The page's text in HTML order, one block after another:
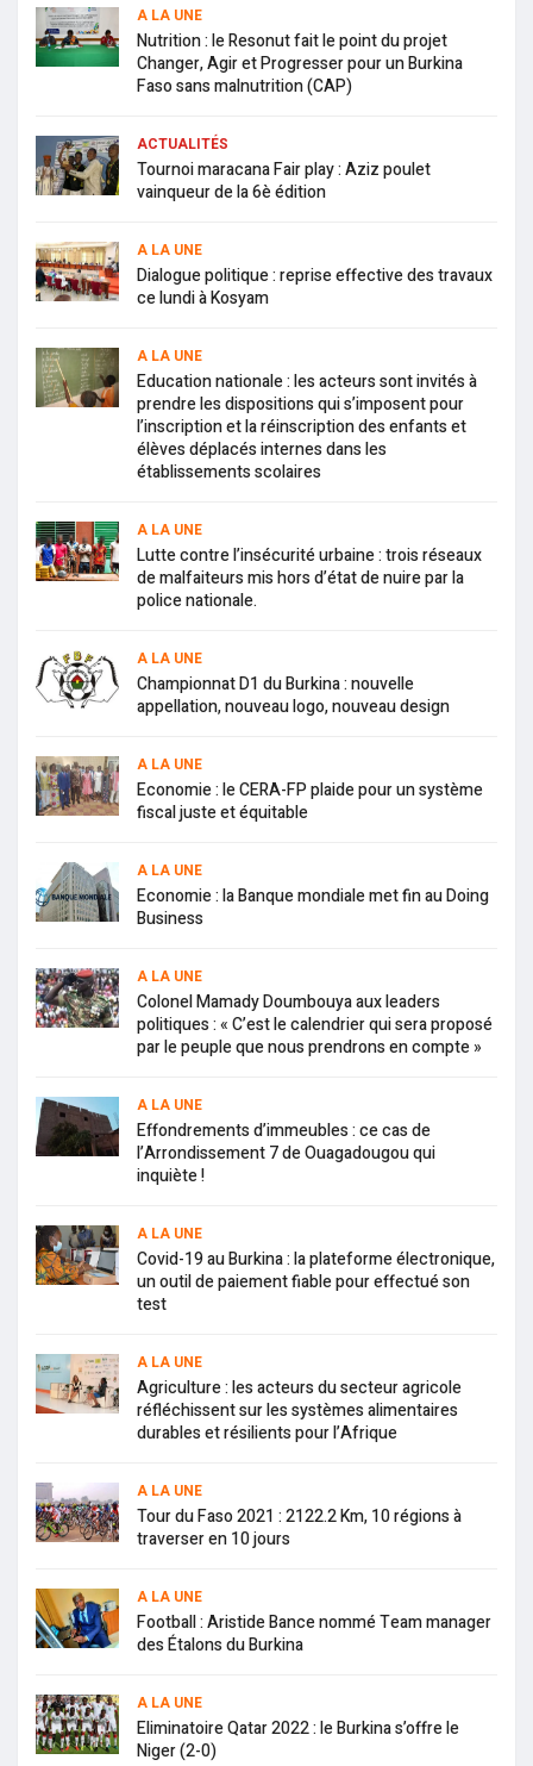
A LA UNE
Nutrition : le Resonut fait le point du projet
Changer, Agir et Progresser pour un Burkina
Faso sans malnutrition (CAP)
ACTUALITÉS
Tournoi maracana Fair play : Aziz poulet
vainqueur de la 6è édition
A LA UNE
Dialogue politique : reprise effective des travaux
ce lundi à Kosyam
A LA UNE
Education nationale : les acteurs sont invités à
prendre les dispositions qui s’imposent pour
l’inscription et la réinscription des enfants et
élèves déplacés internes dans les
établissements scolaires
A LA UNE
Lutte contre l’insécurité urbaine : trois réseaux
de malfaiteurs mis hors d’état de nuire par la
police nationale.
A LA UNE
Championnat D1 du Burkina : nouvelle
appellation, nouveau logo, nouveau design
A LA UNE
Economie : le CERA-FP plaide pour un système
fiscal juste et équitable
A LA UNE
Economie : la Banque mondiale met fin au Doing
Business
A LA UNE
Colonel Mamady Doumbouya aux leaders
politiques : « C’est le calendrier qui sera proposé
par le peuple que nous prendrons en compte »
A LA UNE
Effondrements d’immeubles : ce cas de
l’Arrondissement 7 de Ouagadougou qui
inquiète !
A LA UNE
Covid-19 au Burkina : la plateforme électronique,
un outil de paiement fiable pour effectué son
test
A LA UNE
Agriculture : les acteurs du secteur agricole
réfléchissent sur les systèmes alimentaires
durables et résilients pour l’Afrique
A LA UNE
Tour du Faso 2021 : 2122.2 Km, 10 régions à
traverser en 10 jours
A LA UNE
Football : Aristide Bance nommé Team manager
des Étalons du Burkina
A LA UNE
Eliminatoire Qatar 2022 : le Burkina s’offre le
Niger (2-0)